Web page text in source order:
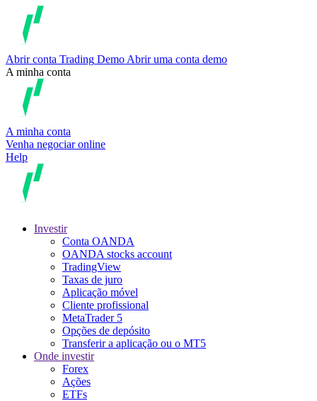
Abrir conta Trading Demo Abrir uma conta demo
A minha conta
A minha conta
Venha negociar online
Help
Investir
Conta OANDA
OANDA stocks account
TradingView
Taxas de juro
Aplicação móvel
Cliente profissional
MetaTrader 5
Opções de depósito
Transferir a aplicação ou o MT5
Onde investir
Forex
Ações
ETFs